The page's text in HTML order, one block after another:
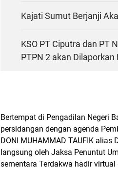
Kajati Sumut Berjanji
KSO PT Ciputra dan PT
PTPN 2 akan
Bertempat di Pengadilan Negeri
persidangan dengan agenda
DONI MUHAMMAD TAUFIK alias
langsung oleh Jaksa Penuntut
sementara Terdakwa hadir